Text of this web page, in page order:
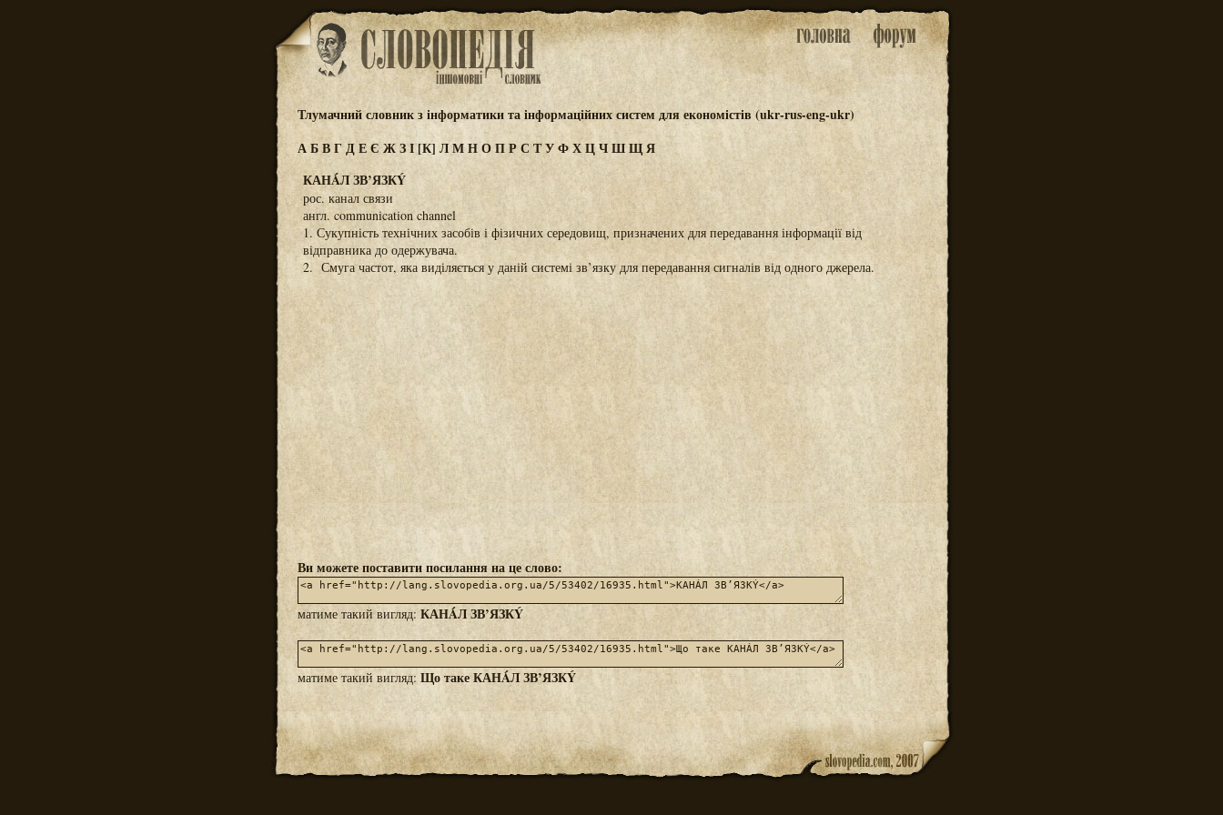
Тлумачний словник з інформатики та інформаційних систем для економістів (ukr-rus-eng-ukr)
АБВГДЕЄЖЗІ[К] ЛМНОПРСТУФХЦЧШЩЯ
КАНÁЛ ЗВ’ЯЗКÝ
рос. канал связи
англ. communication channel
1. Сукупність технічних засобів і фізичних середовищ, призначених для передавання інформації від
відправника до одержувача.
2. Смуга частот, яка виділяється у даній системі зв’язку для передавання сигналів від одного джерела.
Ви можете поставити посилання на це слово:
матиме такий вигляд:КАНÁЛ ЗВ’ЯЗКÝ
матиме такий вигляд: Що таке КАНÁЛ ЗВ’ЯЗКÝ